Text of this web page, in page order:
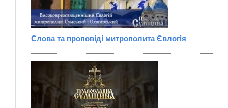
Слова та проповіді митрополита Євлогія